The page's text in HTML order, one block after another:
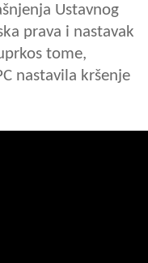
Ustavnog
prava i nastavak
tome,
nastavila kršenje